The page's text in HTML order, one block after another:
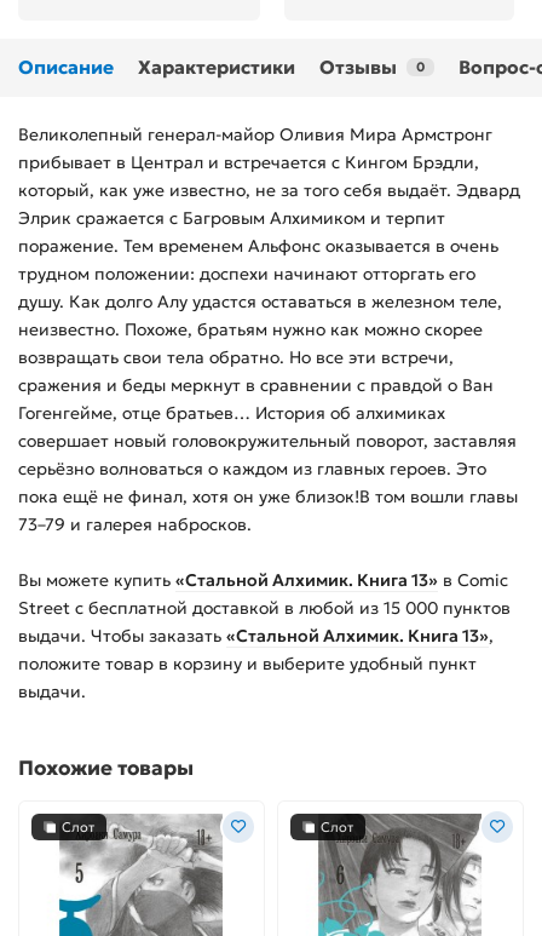
Описание Характеристики Отзывы 0 Вопрос-
Великолепный генерал-майор Оливия Мира Армстронг
прибывает в Централ и встречается с Кингом Брэдли,
который, как уже известно, не за того себя выдаёт. Эдвард
Элрик сражается с Багровым Алхимиком и терпит
поражение. Тем временем Альфонс оказывается в очень
трудном положении: доспехи начинают отторгать его
душу. Как долго Алу удастся оставаться в железном теле,
неизвестно. Похоже, братьям нужно как можно скорее
возвращать свои тела обратно. Но все эти встречи,
сражения и беды меркнут в сравнении с правдой о Ван
Гогенгейме, отце братьев… История об алхимиках
совершает новый головокружительный поворот, заставляя
серьёзно волноваться о каждом из главных героев. Это
пока ещё не финал, хотя он уже близок!В том вошли главы
73–79 и галерея набросков.
Вы можете купить «Стальной Алхимик. Книга 13» в Comic
Street с бесплатной доставкой в любой из 15 000 пунктов
выдачи. Чтобы заказать «Стальной Алхимик. Книга 13»,
положите товар в корзину и выберите удобный пункт
выдачи.
Похожие товары
Слот Слот